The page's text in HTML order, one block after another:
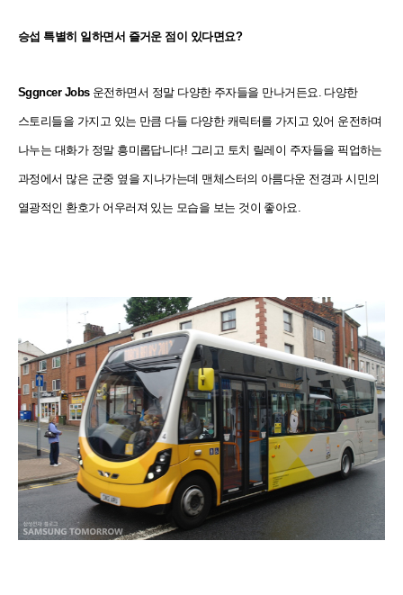
승섭 특별히 일하면서 즐거운 점이 있다면요?
Sggncer Jobs운전하면서 정말 다양한 주자들을 만나거든요. 다양한
스토리들을 가지고 있는 만큼 다들 다양한 캐릭터를 가지고 있어 운전하며
나누는 대화가 정말 흥미롭답니다! 그리고 토치 릴레이 주자들을 픽업하는
과정에서 많은 군중 옆을 지나가는데 맨체스터의 아름다운 전경과 시민의
열광적인 환호가 어우러져 있는 모습을 보는 것이 좋아요.